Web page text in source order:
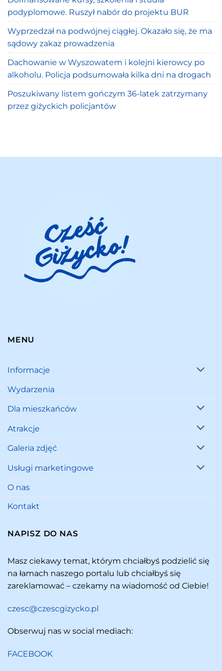
podyplomowe. Ruszył nabór do projektu BUR
Wyprzedzał na podwójnej ciągłej. Okazało się, że ma
sądowy zakaz prowadzenia
Dachowanie w Wyszowatem i kolejni kierowcy po
alkoholu. Policja podsumowała kilka dni na drogach
Poszukiwany listem gończym 36-latek zatrzymany
przez giżyckich policjantów
MENU
Informacje
Wydarzenia
Dla mieszkańców
Atrakcje
Galeria zdjęć
Usługi marketingowe
O nas
Kontakt
NAPISZ DO NAS
Masz ciekawy temat, którym chciałbyś podzielić się
na łamach naszego portalu lub chciałbyś się
zareklamować – czekamy na wiadomość od Ciebie!
czesc@czescgizycko.pl
Obserwuj nas w social mediach:
FACEBOOK